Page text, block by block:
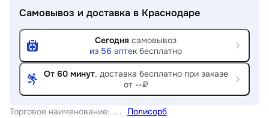
Торговое наименование:
Полисорб
Самовывоз и доставка в Краснодаре
Сегодня самовывоз
из 56 аптек бесплатно
От 60 минут, доставка бесплатно при заказе
от --₽